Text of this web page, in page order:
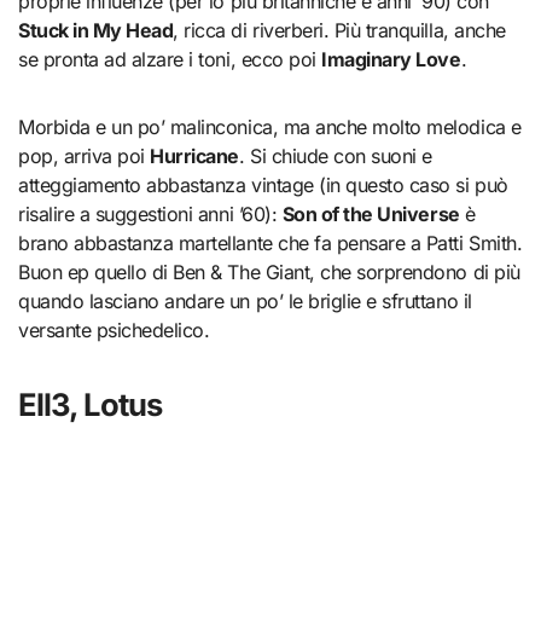
Stuck in My Head, ricca di riverberi. Più tranquilla, anche
se pronta ad alzare i toni, ecco poi Imaginary Love.
Morbida e un po’ malinconica, ma anche molto melodica e
pop, arriva poi Hurricane. Si chiude con suoni e
atteggiamento abbastanza vintage (in questo caso si può
risalire a suggestioni anni ’60): Son of the Universe è
brano abbastanza martellante che fa pensare a Patti Smith.
Buon ep quello di Ben & The Giant, che sorprendono di più
quando lasciano andare un po’ le briglie e sfruttano il
versante psichedelico.
Ell3, Lotus